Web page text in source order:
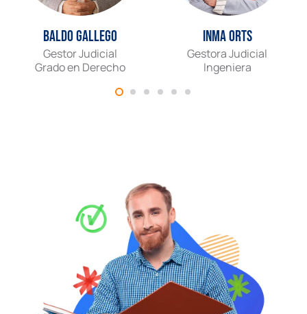
Baldo Gallego
Gestor Judicial
Grado en Derecho
Inma Orts
Gestora Judicial
Ingeniera